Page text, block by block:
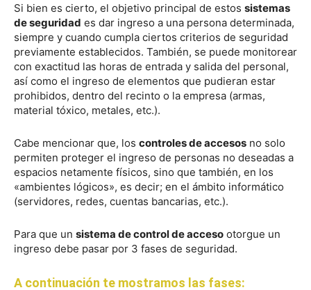
Si bien es cierto, el objetivo principal de estos sistemas
de seguridad es dar ingreso a una persona determinada,
siempre y cuando cumpla ciertos criterios de seguridad
previamente establecidos. También, se puede monitorear
con exactitud las horas de entrada y salida del personal,
así como el ingreso de elementos que pudieran estar
prohibidos, dentro del recinto o la empresa (armas,
material tóxico, metales, etc.).
Cabe mencionar que, los controles de accesos no solo
permiten proteger el ingreso de personas no deseadas a
espacios netamente físicos, sino que también, en los
«ambientes lógicos», es decir; en el ámbito informático
(servidores, redes, cuentas bancarias, etc.).
Para que un sistema de control de acceso otorgue un
ingreso debe pasar por 3 fases de seguridad.
A continuación te mostramos las fases: